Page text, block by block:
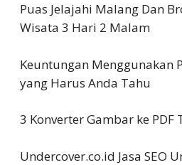
Puas Jelajahi Malang Dan
Wisata 3 Hari 2 Malam
Keuntungan Menggunakan
yang Harus Anda Tahu
3 Konverter Gambar ke PDF
Undercover.co.id Jasa SEO